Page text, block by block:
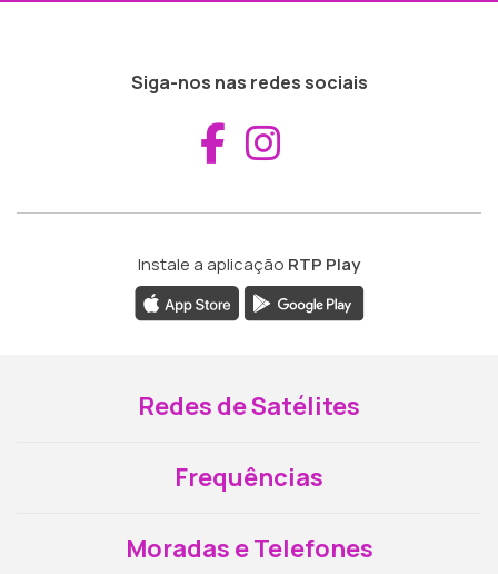
Siga-nos nas redes sociais
Aceder ao
Instale a aplicação RTP Play
Redes de Satélites
Frequências
Moradas e Telefones